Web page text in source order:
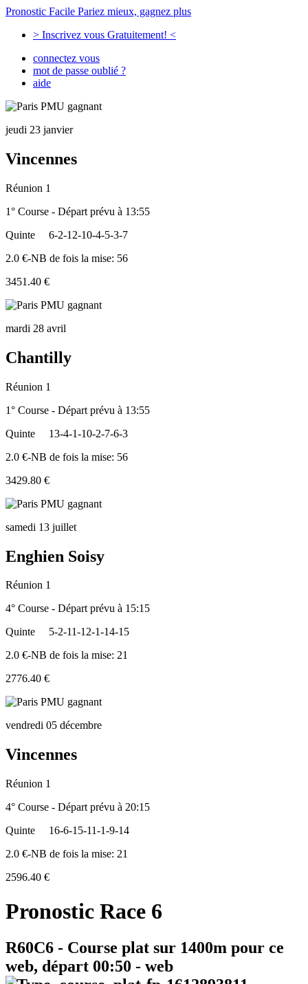
Pronostic Facile Pariez mieux, gagnez plus
> Inscrivez vous Gratuitement! <
connectez vous
mot de passe oublié ?
aide
jeudi 23 janvier
Vincennes
Réunion 1
1° Course - Départ prévu à 13:55
Quinte
6-2-12-10-4-5-3-7
2.0 €-NB de fois la mise: 56
3451.40 €
mardi 28 avril
Chantilly
Réunion 1
1° Course - Départ prévu à 13:55
Quinte
13-4-1-10-2-7-6-3
2.0 €-NB de fois la mise: 56
3429.80 €
samedi 13 juillet
Enghien Soisy
Réunion 1
4° Course - Départ prévu à 15:15
Quinte
5-2-11-12-1-14-15
2.0 €-NB de fois la mise: 21
2776.40 €
vendredi 05 décembre
Vincennes
Réunion 1
4° Course - Départ prévu à 20:15
Quinte
16-6-15-11-1-9-14
2.0 €-NB de fois la mise: 21
2596.40 €
Pronostic Race 6
R60C6 - Course plat sur 1400m pour ce
web, départ 00:50 - web